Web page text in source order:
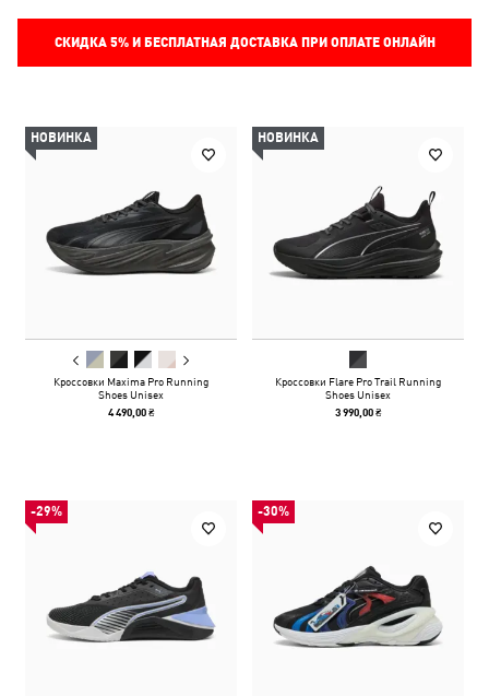
СКИДКА 5%И БЕСПЛАТНАЯ ДОСТАВКА ПРИ ОПЛАТЕ ОНЛАЙН
НОВИНКА
Кроссовки Maxima Pro Running
Shoes Unisex
4 490,00 ₴
НОВИНКА
Кроссовки Flare Pro Trail Running
Shoes Unisex
3 990,00 ₴
-29% -30%